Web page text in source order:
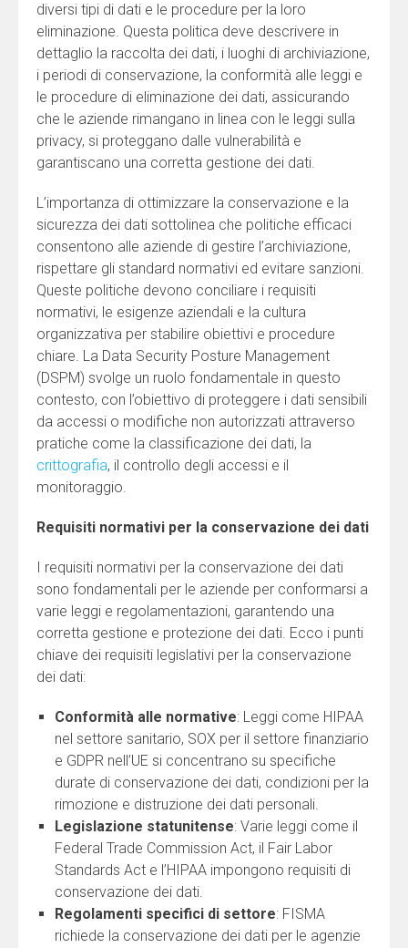
diversi tipi di dati e le procedure per la loro
eliminazione. Questa politica deve descrivere in
dettaglio la raccolta dei dati, i luoghi di archiviazione,
i periodi di conservazione, la conformità alle leggi e
le procedure di eliminazione dei dati, assicurando
che le aziende rimangano in linea con le leggi sulla
privacy, si proteggano dalle vulnerabilità e
garantiscano una corretta gestione dei dati.
L’importanza di ottimizzare la conservazione e la
sicurezza dei dati sottolinea che politiche efficaci
consentono alle aziende di gestire l’archiviazione,
rispettare gli standard normativi ed evitare sanzioni.
Queste politiche devono conciliare i requisiti
normativi, le esigenze aziendali e la cultura
organizzativa per stabilire obiettivi e procedure
chiare. La Data Security Posture Management
(DSPM) svolge un ruolo fondamentale in questo
contesto, con l’obiettivo di proteggere i dati sensibili
da accessi o modifiche non autorizzati attraverso
pratiche come la classificazione dei dati, la
crittografia, il controllo degli accessi e il
monitoraggio.
Requisiti normativi per la conservazione dei dati
I requisiti normativi per la conservazione dei dati
sono fondamentali per le aziende per conformarsi a
varie leggi e regolamentazioni, garantendo una
corretta gestione e protezione dei dati. Ecco i punti
chiave dei requisiti legislativi per la conservazione
dei dati:
Conformità alle normative: Leggi come HIPAA
nel settore sanitario, SOX per il settore finanziario
e GDPR nell’UE si concentrano su specifiche
durate di conservazione dei dati, condizioni per la
rimozione e distruzione dei dati personali.
Legislazione statunitense: Varie leggi come il
Federal Trade Commission Act, il Fair Labor
Standards Act e l’HIPAA impongono requisiti di
conservazione dei dati.
Regolamenti specifici di settore: FISMA
richiede la conservazione dei dati per le agenzie